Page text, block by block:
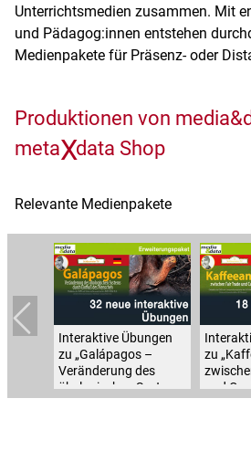
Pädagogik
Philosophie
Physik
Portugiesisch
Praxisorientierte Fächer
Psychologie
Retten, Helfen, Schützen
Sexualerziehung
Sorbisch
Spanisch
Spiel- und Dokumentarfilm
Sport
Sucht und Prävention
Tschechisch
Unterrichtsmedien zusammen. Mit
und Pädagog:innen entstehen
Medienpakete für Präsenz- oder
Produktionen von
metaXdata Shop
Relevante Medienpakete
Interaktive Übungen
zu „Galápagos –
Veränderung des
ökologischen Systems
zu
und